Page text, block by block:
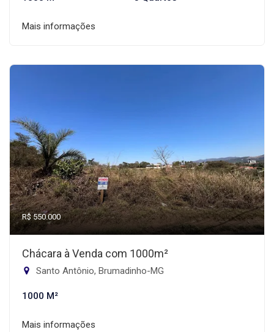
Mais informações
R$ 550.000
Chácara à Venda com 1000m²
Santo Antônio, Brumadinho-MG
1000 M²
Mais informações